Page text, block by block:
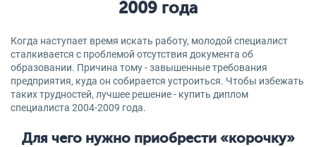
2009 года
Когда наступает время искать работу, молодой специалист
сталкивается с проблемой отсутствия документа об
образовании. Причина тому - завышенные требования
предприятия, куда он собирается устроиться. Чтобы избежать
таких трудностей, лучшее решение - купить диплом
специалиста 2004-2009 года.
Для чего нужно приобрести «корочку»